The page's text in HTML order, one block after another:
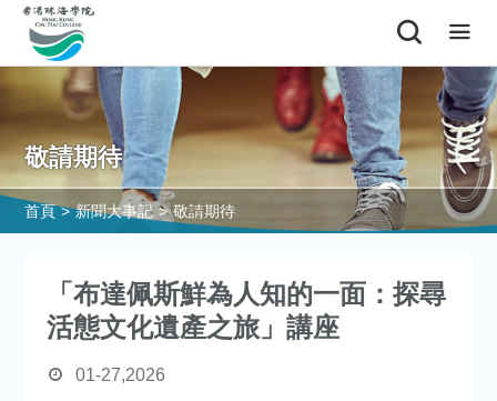
敬請期待
首頁 > 新聞大事記 > 敬請期待
「布達佩斯鮮為人知的一面：探尋
活態文化遺產之旅」講座
01-27,2026